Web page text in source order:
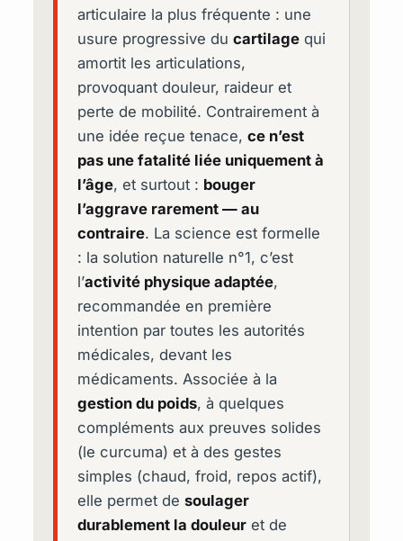
articulaire la plus fréquente : une
usure progressive ducartilage qui
amortit les articulations,
provoquant douleur, raideur et
perte de mobilité. Contrairement à
une idée reçue tenace,ce n’est
pas une fatalité liée uniquement à
l’âge, et surtout : bouger
l’aggrave rarement — au
contraire. La science est formelle
: la solution naturelle n°1, c’est
l’activité physique adaptée,
recommandée en première
intention par toutes les autorités
médicales, devant les
médicaments. Associée à la
gestion du poids, à quelques
compléments aux preuves solides
(le curcuma) et à des gestes
simples (chaud, froid, repos actif),
elle permet desoulager
durablement la douleur et de